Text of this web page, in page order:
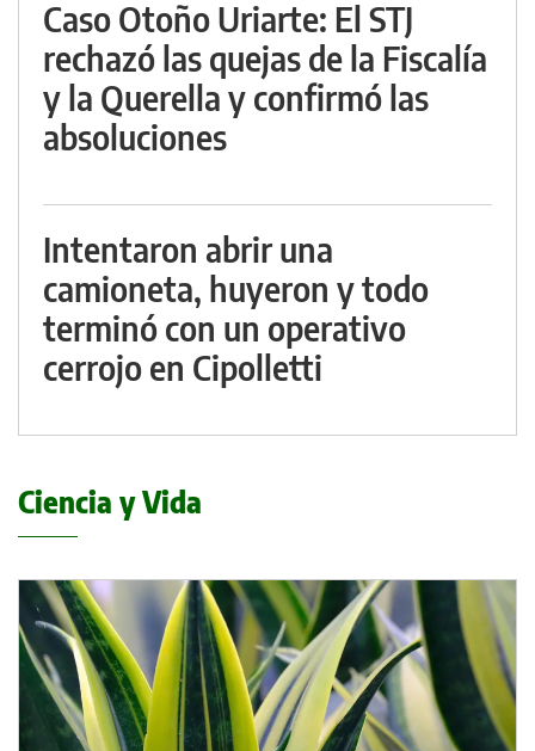
Caso Otoño Uriarte: El STJ
rechazó las quejas de la Fiscalía
y la Querella y confirmó las
absoluciones
Intentaron abrir una
camioneta, huyeron y todo
terminó con un operativo
cerrojo en Cipolletti
Ciencia y Vida